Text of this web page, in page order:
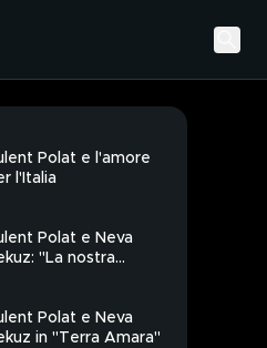
Polat e l'amore
l'Italia
Polat e Neva
"La nostra
Polat e Neva
in "Terra Amara"